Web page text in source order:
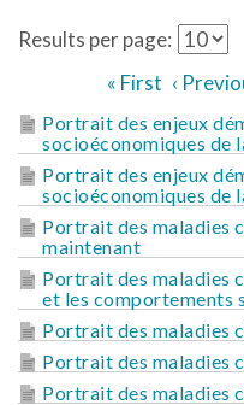
Results per page:
« First ‹
Portrait des enjeux
socioéconomiques de
Portrait des enjeux
socioéconomiques de
Portrait des maladies
maintenant
Portrait des maladies
et les comportements
Portrait des maladies
Portrait des maladies
Portrait des maladies